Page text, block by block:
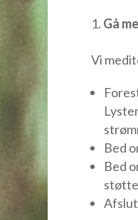
Gå
Vi
Bed
Bed